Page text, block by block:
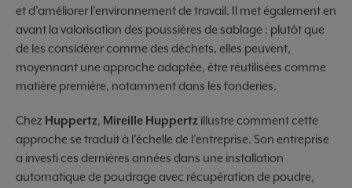
et d’améliorer l’environnement de travail. Il met également en
avant la valorisation des poussières de sablage : plutôt que
de les considérer comme des déchets, elles peuvent,
moyennant une approche adaptée, être réutilisées comme
matière première, notamment dans les fonderies.
Chez Huppertz, Mireille Huppertz illustre comment cette
approche se traduit à l’échelle de l’entreprise. Son entreprise
a investi ces dernières années dans une installation
automatique de poudrage avec récupération de poudre,